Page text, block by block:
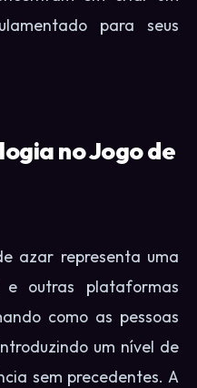
para seus
no Jogo de
azar representa uma
e outras plataformas
como as pessoas
um nível de
sem precedentes. A